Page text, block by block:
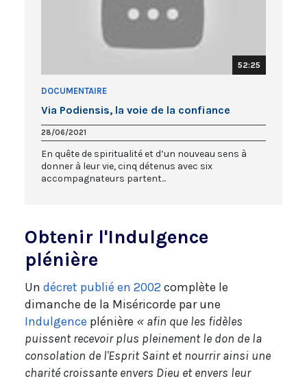
52:25
DOCUMENTAIRE
Via Podiensis, la voie de la confiance
28/06/2021
En quête de spiritualité et d’un nouveau sens à
donner à leur vie, cinq détenus avec six
accompagnateurs partent...
Obtenir l'Indulgence
plénière
Un décret publié en 2002 complète le
dimanche de la Miséricorde par une
Indulgence plénière « afin que les fidèles
puissent recevoir plus pleinement le don de la
consolation de l'Esprit Saint et nourrir ainsi une
charité croissante envers Dieu et envers leur